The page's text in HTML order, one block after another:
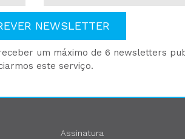
NEWSLETTER
um máximo de 6 newsletters
este serviço.
Assinatura